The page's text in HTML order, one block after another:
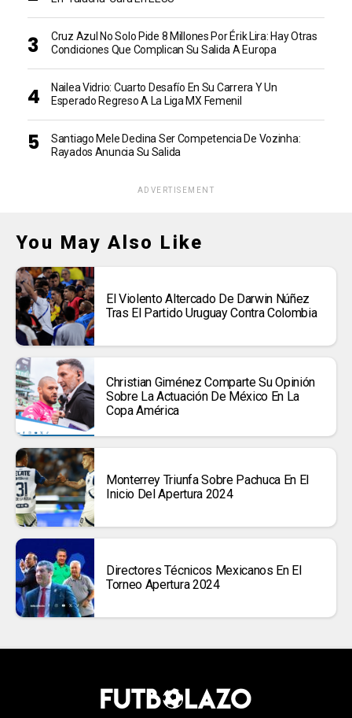
Cruz Azul No Solo Pide 8 Millones Por Érik Lira: Hay Otras
Condiciones Que Complican Su Salida A Europa
Nailea Vidrio: Cuarto Desafío En Su Carrera Y Un
Esperado Regreso A La Liga MX Femenil
Santiago Mele Declina Ser Competencia De Vozinha:
Rayados Anuncia Su Salida
ADVERTISEMENT
You May Also Like
El Violento Altercado De Darwin Núñez
Tras El Partido Uruguay Contra Colombia
Christian Giménez Comparte Su Opinión
Sobre La Actuación De México En La
Copa América
Monterrey Triunfa Sobre Pachuca En El
Inicio Del Apertura 2024
Directores Técnicos Mexicanos En El
Torneo Apertura 2024